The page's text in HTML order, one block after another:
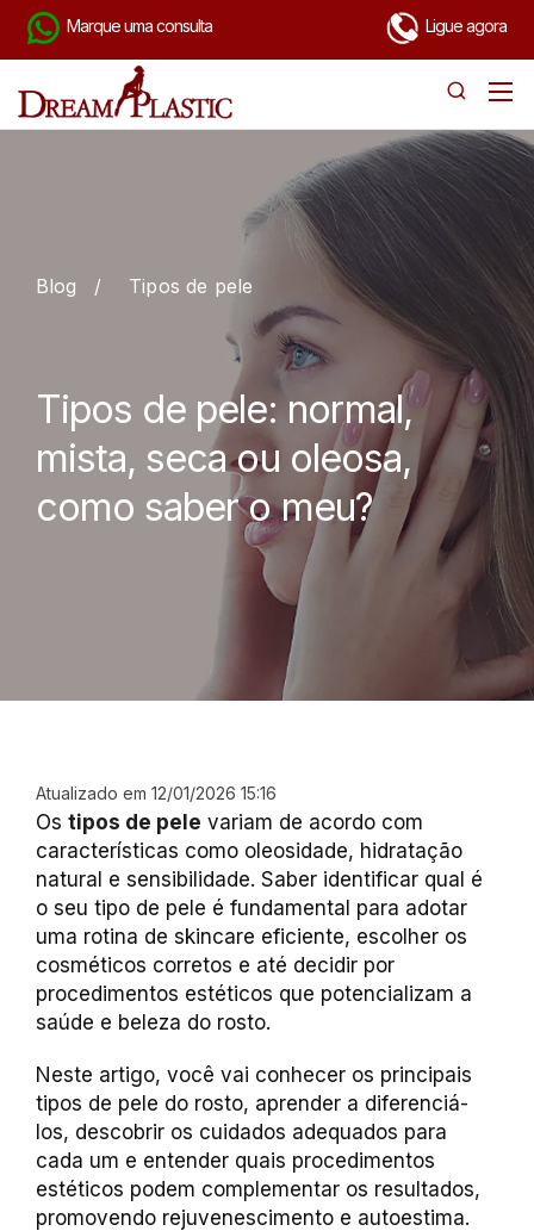
Marque uma consulta Ligue agora
Blog / Tipos de pele
Tipos de pele: normal,
mista, seca ou oleosa,
como saber o meu?
Atualizado em 12/01/2026 15:16
Os tipos de pele variam de acordo com
características como oleosidade, hidratação
natural e sensibilidade. Saber identificar qual é
o seu tipo de pele é fundamental para adotar
uma rotina de skincare eficiente, escolher os
cosméticos corretos e até decidir por
procedimentos estéticos que potencializam a
saúde e beleza do rosto.
Neste artigo, você vai conhecer os principais
tipos de pele do rosto, aprender a diferenciá-
los, descobrir os cuidados adequados para
cada um e entender quais procedimentos
estéticos podem complementar os resultados,
promovendo rejuvenescimento e autoestima.